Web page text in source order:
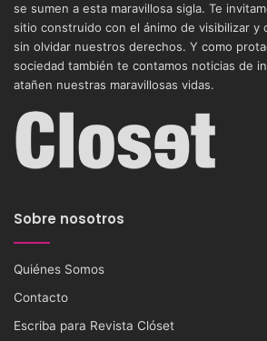
se sumen a esta maravillosa sigla. Te
sitio construido con el ánimo de visibilizar y
sin olvidar nuestros derechos. Y como
sociedad también te contamos noticias de
atañen nuestras maravillosas vidas.
Sobre nosotros
Quiénes Somos
Contacto
Escriba para Revista Clóset